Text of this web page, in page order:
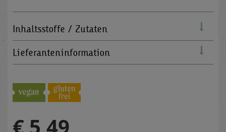
Inhaltsstoffe / Zutaten
Lieferanteninformation